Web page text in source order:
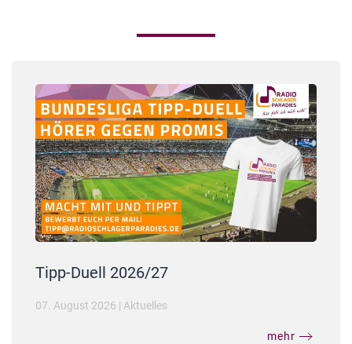
Tipp-Duell 2026/27
07. August 2026 | Aktuelles
mehr